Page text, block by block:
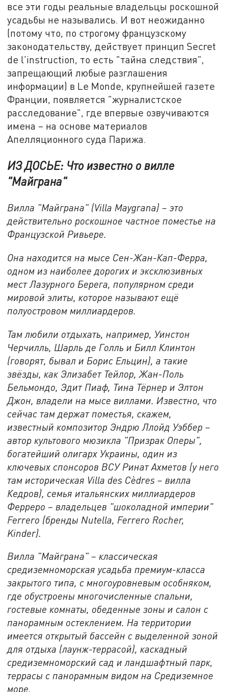
все эти годы реальные владельцы роскошной
усадьбы не назывались. И вот неожиданно
(потому что, по строгому французскому
законодательству, действует принцип Secret
de l'instruction, то есть "тайна следствия",
запрещающий любые разглашения
информации) в Le Monde, крупнейшей газете
Франции, появляется "журналистское
расследование", где впервые озвучиваются
имена – на основе материалов
Апелляционного суда Парижа.
ИЗ ДОСЬЕ: Что известно о вилле
"Майграна"
Вилла "Майграна" (Villa Maygrana) – это
действительно роскошное частное поместье на
Французской Ривьере.
Она находится на мысе Сен-Жан-Кап-Ферра,
одном из наиболее дорогих и эксклюзивных
мест Лазурного Берега, популярном среди
мировой элиты, которое называют ещё
полуостровом миллиардеров.
Там любили отдыхать, например, Уинстон
Черчилль, Шарль де Голль и Билл Клинтон
(говорят, бывал и Борис Ельцин), а такие
звёзды, как Элизабет Тейлор, Жан-Поль
Бельмондо, Эдит Пиаф, Тина Тёрнер и Элтон
Джон, владели на мысе виллами. Известно, что
сейчас там держат поместья, скажем,
известный композитор Эндрю Ллойд Уэббер –
автор культового мюзикла "Призрак Оперы",
богатейший олигарх Украины, один из
ключевых спонсоров ВСУ Ринат Ахметов (у него
там историческая Villa des Cèdres – вилла
Кедров), семья итальянских миллиардеров
Ферреро – владельцев "шоколадной империи"
Ferrero (бренды Nutella, Ferrero Rocher,
Kinder).
Вилла "Майграна" – классическая
средиземноморская усадьба премиум-класса
закрытого типа, с многоуровневым особняком,
где обустроены многочисленные спальни,
гостевые комнаты, обеденные зоны и салон с
панорамным остеклением. На территории
имеется открытый бассейн с выделенной зоной
для отдыха (лаунж-террасой), каскадный
средиземноморский сад и ландшафтный парк,
террасы с панорамным видом на Средиземное
море.